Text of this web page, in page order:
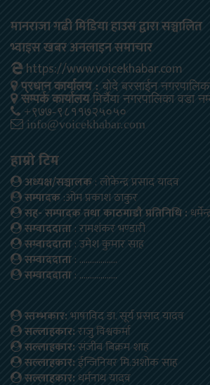
मानराजा गढी मिडिया हाउस द्वारा सञ्चालित
भ्वाइस खबर अनलाइन समाचार
https://www.voicekhabar.com
प्रधान कार्यालय : बोदे बरसाईन
सम्पर्क कार्यालयमिर्चैया नगरपालिका वडा
+९७७-९८११७२५०५०
info@voicekhabar.com
हाम्रो टिम
अध्यक्ष/सञ्चालक: लोकेन्द्र प्रसाद यादव
सम्पादक:ओम प्रकाश ठाकुर
सह- सम्पादक तथा काठमाडौ प्रतिनिधि :
सम्वाददाता: रामशंकर भण्डारी
सम्वाददाता: उमेश कुमार साह
सम्वाददाता: ………………
सम्वाददाता: ………………
स्तम्भकार:भाषाविद डा. सूर्य प्रसाद यादव
सल्लाहकार:राजु विश्वकर्मा
सल्लाहकार:संजीब बिक्रम शाह
सल्लाहकार:ईन्जिनियर मि.अशोक साह
सल्लाहकार: धर्मनाथ यादव